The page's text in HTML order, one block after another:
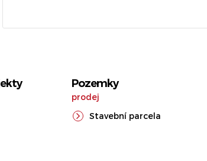
Pozemky
prodej
Stavební parcela